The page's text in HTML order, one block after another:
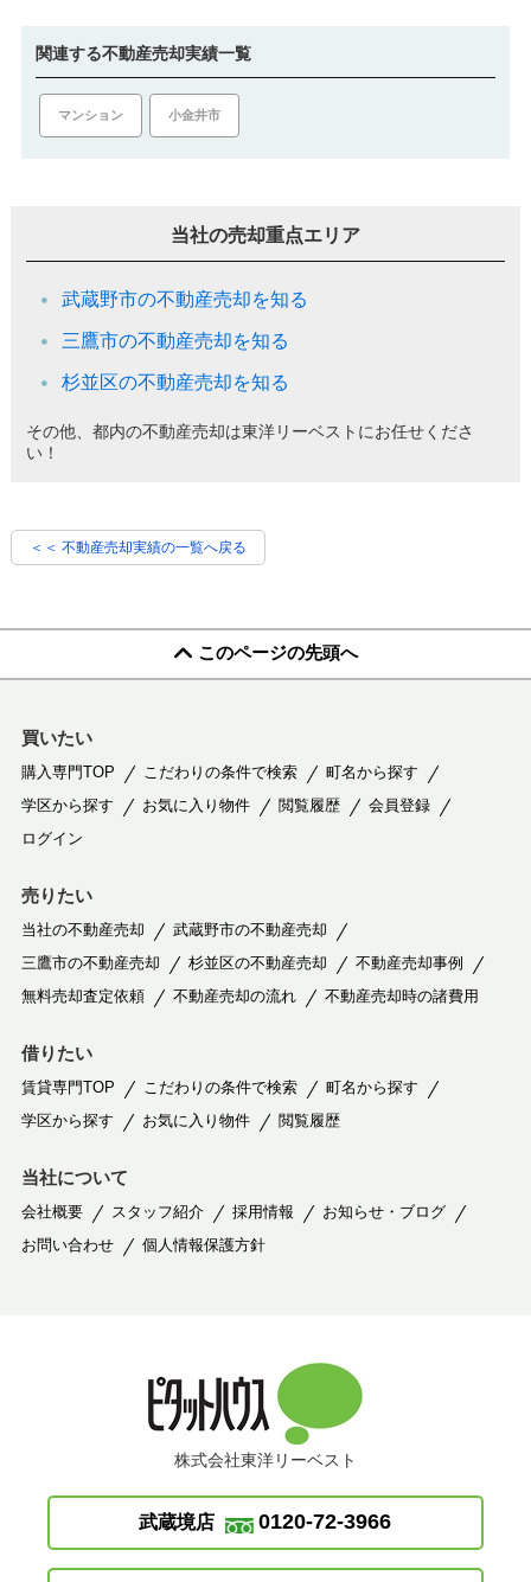
関連する不動産売却実績一覧
マンション 小金井市
当社の売却重点エリア
武蔵野市の不動産売却を知る
三鷹市の不動産売却を知る
杉並区の不動産売却を知る
その他、都内の不動産売却は東洋リーベストにお任せくださ
い！
＜＜ 不動産売却実績の一覧へ戻る
このページの先頭へ
買いたい
購入専門TOP こだわりの条件で検索
町名から探す
学区から探す
お気に入り物件 閲覧履歴
会員登録
ログイン
売りたい
当社の不動産売却
武蔵野市の不動産売却
三鷹市の不動産売却
杉並区の不動産売却
不動産売却事例
無料売却査定依頼
不動産売却の流れ 不動産売却時の諸費用
借りたい
賃貸専門TOP こだわりの条件で検索
町名から探す
学区から探す
お気に入り物件 閲覧履歴
当社について
会社概要 スタッフ紹介 採用情報
お知らせ・ブログ
お問い合わせ
個人情報保護方針
株式会社東洋リーベスト
武蔵境店 0120-72-3966